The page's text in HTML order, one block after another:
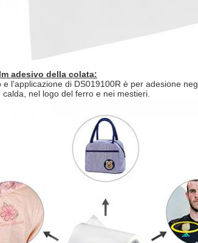
adesivo della colata:
l'applicazione di DS019100R è per adesione
nel logo del ferro e nei mestieri.